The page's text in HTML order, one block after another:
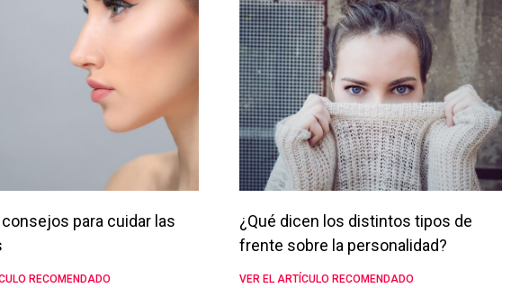
para cuidar las
RECOMENDADO
¿Qué dicen los distintos tipos de
frente sobre la personalidad?
VER EL ARTÍCULO RECOMENDADO